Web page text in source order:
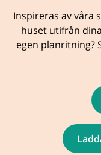
Inspireras av våra
huset utifrån
egen planritning?